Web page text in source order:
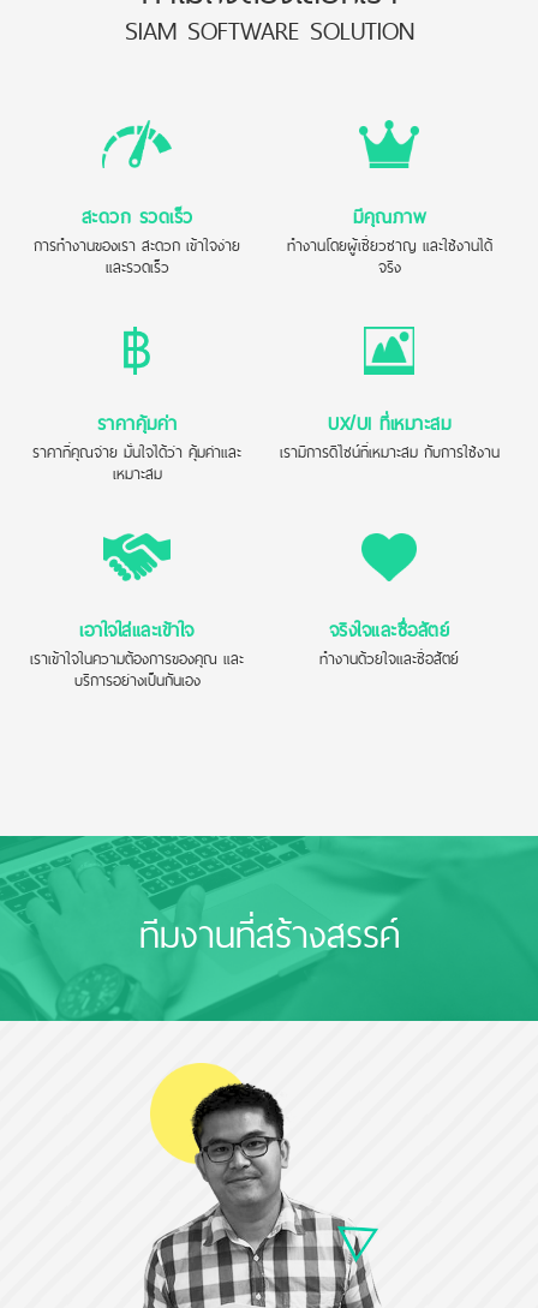
SIAM SOFTWARE SOLUTION
สะดวก รวดเร็ว
การทำงานของเรา สะดวก เข้าใจง่าย
และรวดเร็ว
มีคุณภาพ
ทำงานโดยผู้เชี่ยวชาญ และใช้งานได้
จริง
ราคาคุ้มค่า
ราคาที่คุณจ่าย มั่นใจได้ว่า คุ้มค่าและ
เหมาะสม
UX/UI ที่เหมาะสม
เรามีการดีไซน์ที่เหมาะสม กับการใช้งาน
เอาใจใส่และเข้าใจ
เราเข้าใจในความต้องการของคุณ และ
บริการอย่างเป็นกันเอง
จริงใจและซื่อสัตย์
ทำงานด้วยใจและซื่อสัตย์
ทีมงานที่สร้างสรรค์